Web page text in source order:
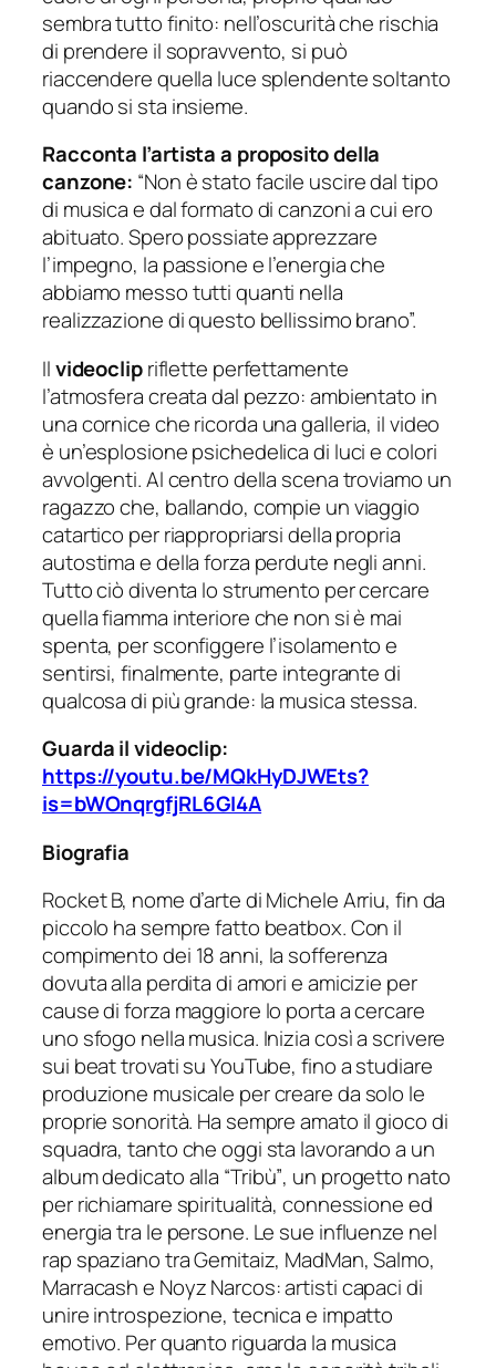
sembra tutto finito: nell’oscurità che rischia
di prendere il sopravvento, si può
riaccendere quella luce splendente soltanto
quando si sta insieme.
Racconta l’artista a proposito della
canzone: “Non è stato facile uscire dal tipo
di musica e dal formato di canzoni a cui ero
abituato. Spero possiate apprezzare
l’impegno, la passione e l’energia che
abbiamo messo tutti quanti nella
realizzazione di questo bellissimo brano”.
Ilvideoclipriflette perfettamente
l’atmosfera creata dal pezzo: ambientato in
una cornice che ricorda una galleria, il video
è un’esplosione psichedelica di luci e colori
avvolgenti. Al centro della scena troviamo un
ragazzo che, ballando, compie un viaggio
catartico per riappropriarsi della propria
autostima e della forza perdute negli anni.
Tutto ciò diventa lo strumento per cercare
quella fiamma interiore che non si è mai
spenta, per sconfiggere l’isolamento e
sentirsi, finalmente, parte integrante di
qualcosa di più grande: la musica stessa.
Guarda il videoclip:
https://youtu.be/MQkHyDJWEts?
is=bWOnqrgfjRL6GI4A
Biografia
Rocket B, nome d’arte di Michele Arriu, fin da
piccolo ha sempre fatto beatbox. Con il
compimento dei 18 anni, la sofferenza
dovuta alla perdita di amori e amicizie per
cause di forza maggiore lo porta a cercare
uno sfogo nella musica. Inizia così a scrivere
sui beat trovati su YouTube, fino a studiare
produzione musicale per creare da solo le
proprie sonorità. Ha sempre amato il gioco di
squadra, tanto che oggi sta lavorando a un
album dedicato alla “Tribù”, un progetto nato
per richiamare spiritualità, connessione ed
energia tra le persone. Le sue influenze nel
rap spaziano tra Gemitaiz, MadMan, Salmo,
Marracash e Noyz Narcos: artisti capaci di
unire introspezione, tecnica e impatto
emotivo. Per quanto riguarda la musica